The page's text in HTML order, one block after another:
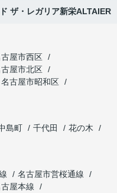
ザ・レガリア新栄ALTAIER
屋市西区
屋市北区
名古屋市昭和区
島町 千代田
花の木
名古屋市営桜通線
屋本線